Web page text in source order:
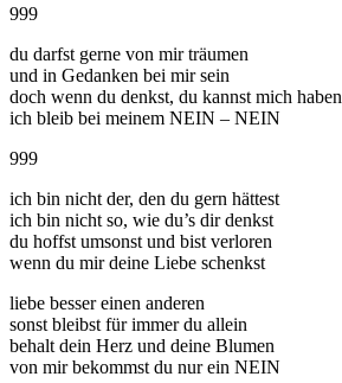
999
du darfst gerne von mir träumen
und in Gedanken bei mir sein
doch wenn du denkst, du kannst mich haben
ich bleib bei meinem NEIN – NEIN
999
ich bin nicht der, den du gern hättest
ich bin nicht so, wie du’s dir denkst
du hoffst umsonst und bist verloren
wenn du mir deine Liebe schenkst
liebe besser einen anderen
sonst bleibst für immer du allein
behalt dein Herz und deine Blumen
von mir bekommst du nur ein NEIN